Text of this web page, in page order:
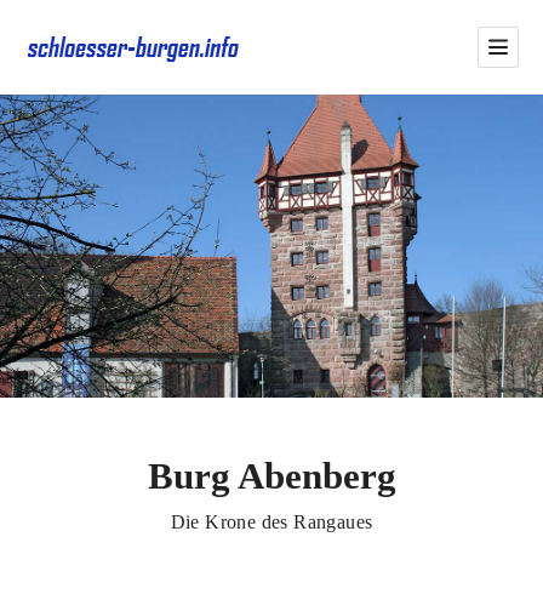
Burg Abenberg
Die Krone des Rangaues